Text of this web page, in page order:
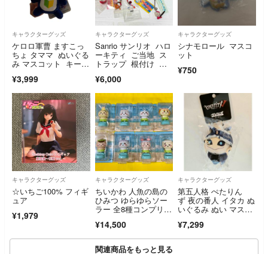
キャラクターグッズ
ケロロ軍曹 ますこっ
ちょ タママ ぬいぐる
み マスコット キーホ
¥3,999
キャラクターグッズ
Sanrio サンリオ ハロ
ーキティ ご当地 ス
トラップ 根付け 大
善寺横丁 ダニエ
ル 大阪キティ物
語 まとめ
¥6,000
キャラクターグッズ
シナモロール マスコ
ット
¥750
キャラクターグッズ
☆いちご100% フィギ
ュア
¥1,979
キャラクターグッズ
ちいかわ 人魚の島の
ひみつ ゆらゆらソー
ラー 全8種コンプリー
¥14,500
キャラクターグッズ
第五人格 ぺたりん
ず 夜の番人 イタカ ぬ
いぐるみ ぬい マスコ
ラ スイーツパラダイ
ス コラボカフェ
¥7,299
関連商品をもっと見る